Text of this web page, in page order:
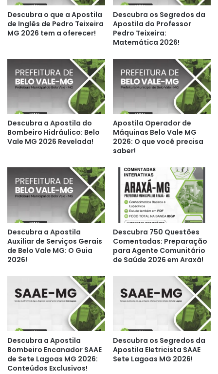
Descubra o que a Apostila
de Inglês de Pedro Teixeira
MG 2026 tem a oferecer!
Descubra os Segredos da
Apostila do Professor
Pedro Teixeira:
Matemática 2026!
Descubra a Apostila do
Bombeiro Hidráulico: Belo
Vale MG 2026 Revelada!
Apostila Operador de
Máquinas Belo Vale MG
2026: O que você precisa
saber!
Descubra a Apostila
Auxiliar de Serviços Gerais
de Belo Vale MG: O Guia
2026!
Descubra 750 Questões
Comentadas: Preparação
para Agente Comunitário
de Saúde 2026 em Araxá!
Descubra a Apostila
Bombeiro Encanador SAAE
de Sete Lagoas MG 2026:
Conteúdos Exclusivos!
Descubra os Segredos da
Apostila Eletricista SAAE
Sete Lagoas MG 2026!